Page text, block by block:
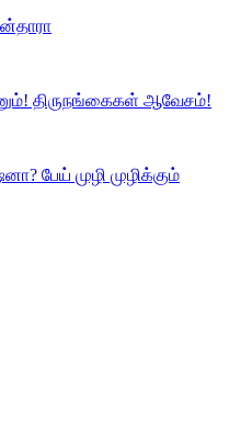
திருநங்கைகள் ஆவேசம்!
பேய் முழி முழிக்கும்